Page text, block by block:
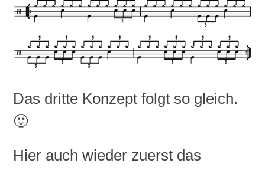
Das dritte Konzept folgt so gleich.
🙂
Hier auch wieder zuerst das